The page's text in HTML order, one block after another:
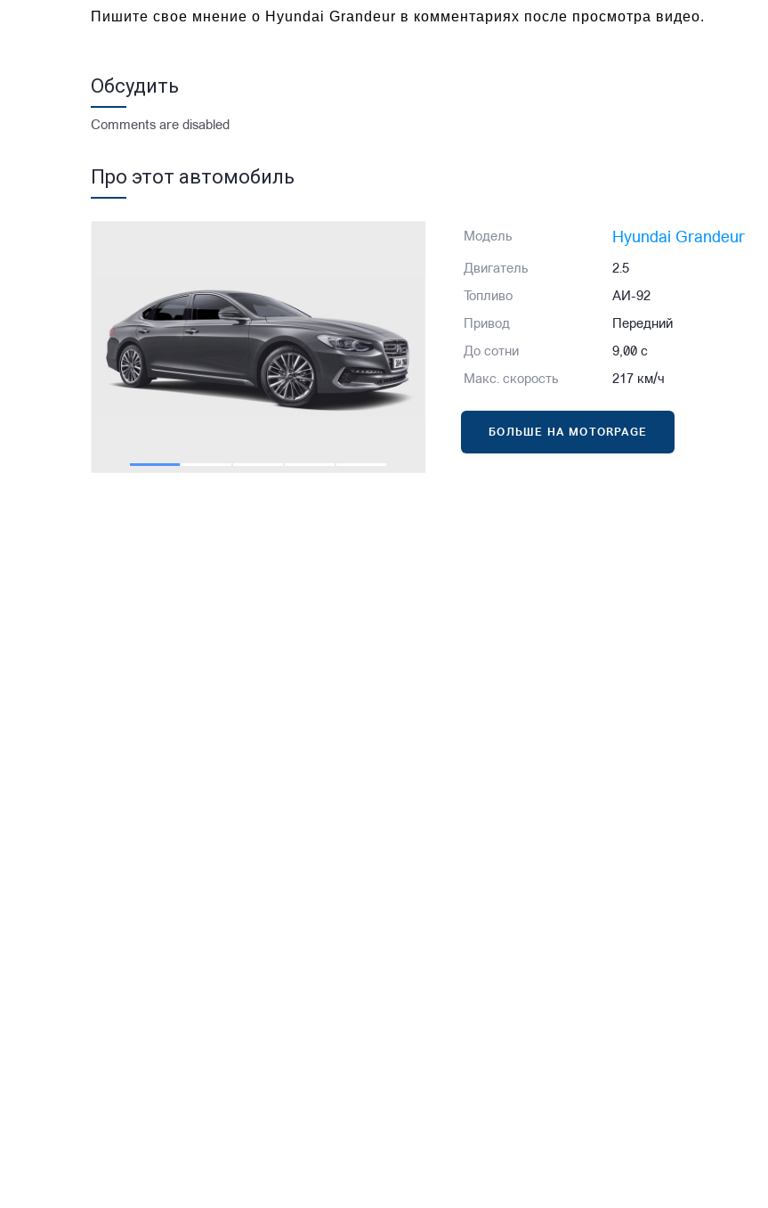
Пишите свое мнение о Hyundai Grandeur в комментариях после просмотра видео.
Обсудить
Comments are disabled
Про этот автомобиль
Модель Hyundai Grandeur
Двигатель 2.5
Топливо АИ-92
Привод Передний
До сотни 9,00 с
Макс. скорость 217 км/ч
БОЛЬШЕ НА MOTORPAGE